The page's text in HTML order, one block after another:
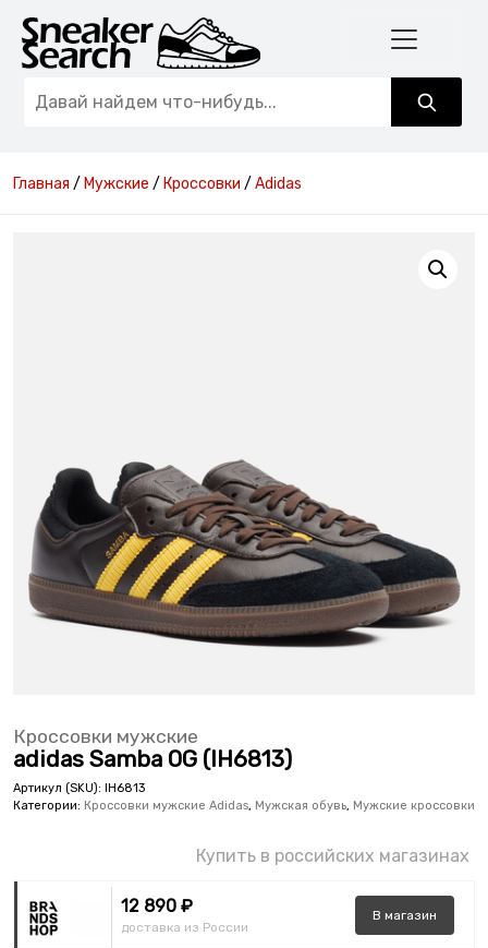
Главная / Мужские / Кроссовки / Adidas
Кроссовки мужские
adidas Samba OG (IH6813)
Артикул (SKU):
IH6813
Категории: Кроссовки мужские Adidas, Мужская обувь, Мужские кроссовки
Купить в российских магазинах
12 890 ₽
доставка из России
В магазин